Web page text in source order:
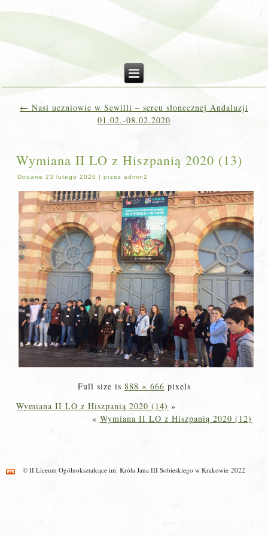
← Nasi uczniowie w Sewilli – sercu słonecznej Andaluzji
01.02.-08.02.2020
Wymiana II LO z Hiszpanią 2020 (13)
Dodane 23 lutego 2020 |przez admin2
Full size is 888 × 666 pixels
Wymiana II LO z Hiszpanią 2020 (14) »
« Wymiana II LO z Hiszpanią 2020 (12)
© II Liceum Ogólnokształcące im. Króla Jana III Sobieskiego w Krakowie 2022